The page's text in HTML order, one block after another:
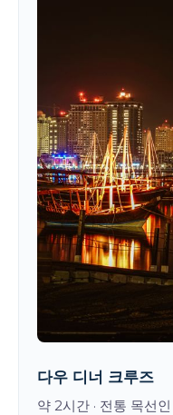
다우 디너 크루즈
약 2시간 · 전통 목선